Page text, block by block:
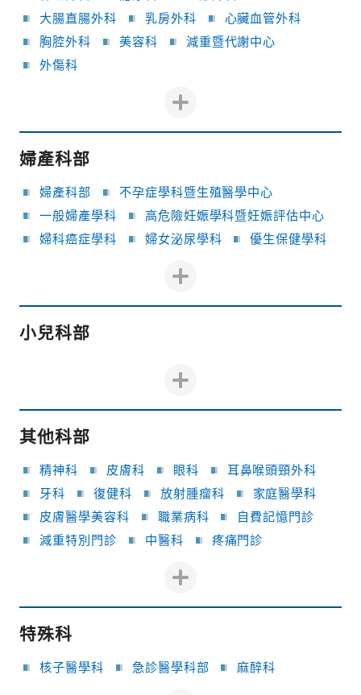
大腸直腸外科
乳房外科
心臟血管外科
胸腔外科
美容科
減重暨代謝中心
外傷科
婦產科部
婦產科部
不孕症學科暨生殖醫學中心
一般婦產學科
高危險妊娠學科暨妊娠評估中心
婦科癌症學科
婦女泌尿學科 優生保健學科
小兒科部
其他科部
精神科 皮膚科 眼科
耳鼻喉頭頸外科
牙科
復健科 放射腫瘤科
家庭醫學科
皮膚醫學美容科
職業病科
自費記憶門診
減重特別門診
中醫科 疼痛門診
特殊科
核子醫學科 急診醫學科部 麻醉科